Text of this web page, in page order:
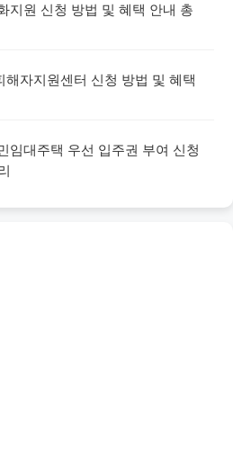
지원 신청 방법 및 혜택 안내 총
해자지원센터 신청 방법 및 혜택
임대주택 우선 입주권 부여 신청